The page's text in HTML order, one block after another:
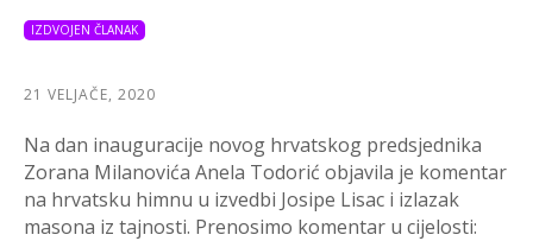
IZDVOJEN ČLANAK
21 VELJAČE, 2020
Na dan inauguracije novog hrvatskog predsjednika
Zorana Milanovića Anela Todorić objavila je komentar
na hrvatsku himnu u izvedbi Josipe Lisac i izlazak
masona iz tajnosti. Prenosimo komentar u cijelosti: